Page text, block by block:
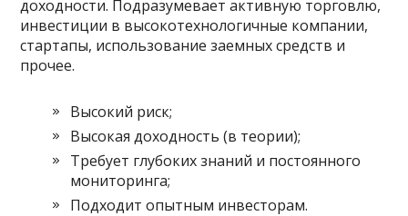
доходности. Подразумевает активную торговлю,
инвестиции в высокотехнологичные компании,
стартапы, использование заемных средств и
прочее.
Высокий риск;
Высокая доходность (в теории);
Требует глубоких знаний и постоянного
мониторинга;
Подходит опытным инвесторам.